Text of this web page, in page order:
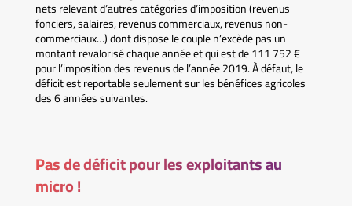
nets relevant d’autres catégories d’imposition (revenus
fonciers, salaires, revenus commerciaux, revenus non-
commerciaux…) dont dispose le couple n’excède pas un
montant revalorisé chaque année et qui est de 111 752 €
pour l’imposition des revenus de l’année 2019. À défaut, le
déficit est reportable seulement sur les bénéfices agricoles
des 6 années suivantes.
Pas de déficit pour les exploitants au
micro !